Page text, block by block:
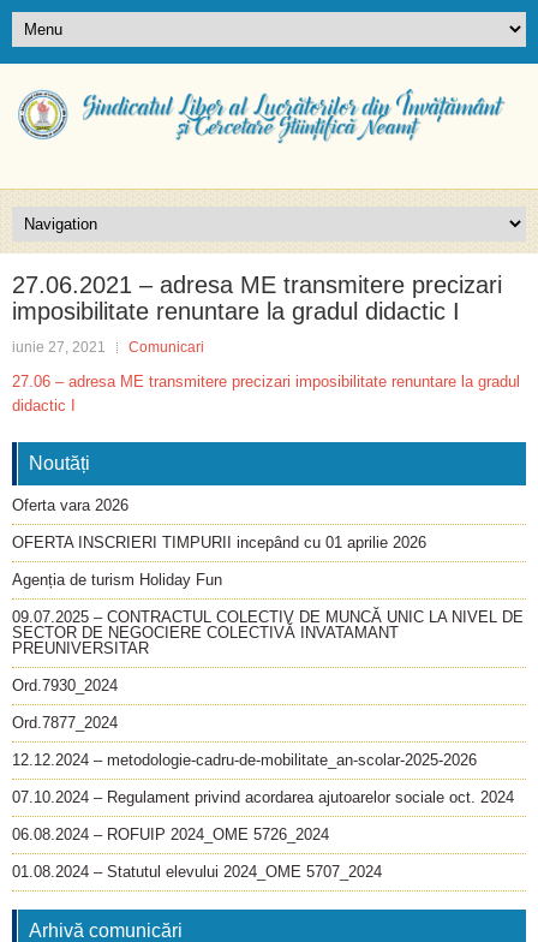
27.06.2021 – adresa ME transmitere precizari
imposibilitate renuntare la gradul didactic I
iunie 27, 2021 Comunicari
27.06 – adresa ME transmitere precizari imposibilitate renuntare la gradul
didactic I
Noutăți
Oferta vara 2026
OFERTA INSCRIERI TIMPURII incepând cu 01 aprilie 2026
Agenția de turism Holiday Fun
09.07.2025 – CONTRACTUL COLECTIV DE MUNCĂ UNIC LA NIVEL DE
SECTOR DE NEGOCIERE COLECTIVĂ INVATAMANT
PREUNIVERSITAR
Ord.7930_2024
Ord.7877_2024
12.12.2024 – metodologie-cadru-de-mobilitate_an-scolar-2025-2026
07.10.2024 – Regulament privind acordarea ajutoarelor sociale oct. 2024
06.08.2024 – ROFUIP 2024_OME 5726_2024
01.08.2024 – Statutul elevului 2024_OME 5707_2024
Arhivă comunicări